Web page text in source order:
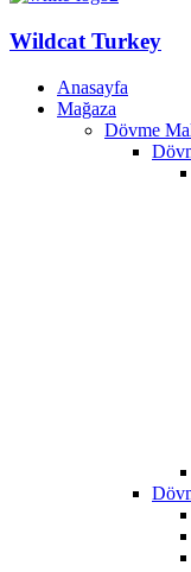
Wildcat Turkey
Anasayfa
Mağaza
Dövme